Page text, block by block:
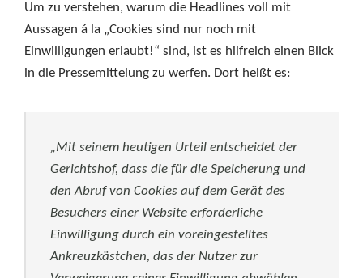
Um zu verstehen, warum die Headlines voll mit
Aussagen á la „Cookies sind nur noch mit
Einwilligungen erlaubt!“ sind, ist es hilfreich einen Blick
in die Pressemittelung zu werfen. Dort heißt es:
„Mit seinem heutigen Urteil entscheidet der
Gerichtshof, dass die für die Speicherung und
den Abruf von Cookies auf dem Gerät des
Besuchers einer Website erforderliche
Einwilligung durch ein voreingestelltes
Ankreuzkästchen, das der Nutzer zur